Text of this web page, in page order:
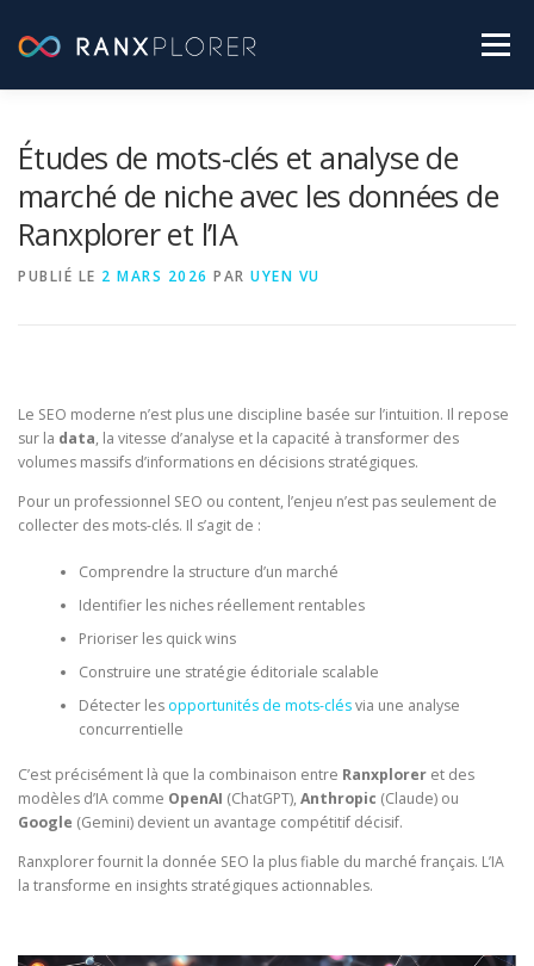
contenu
Menu
ACTUALITÉS SEO
Études de mots-clés et analyse de
marché de niche avec les données de
Ranxplorer et l’IA
PUBLIÉ LE 2 MARS 2026 PAR UYEN VU
Le SEO moderne n’est plus une discipline basée sur l’intuition. Il repose
sur la data, la vitesse d’analyse et la capacité à transformer des
volumes massifs d’informations en décisions stratégiques.
Pour un professionnel SEO ou content, l’enjeu n’est pas seulement de
collecter des mots-clés. Il s’agit de :
Comprendre la structure d’un marché
Identifier les niches réellement rentables
Prioriser les quick wins
Construire une stratégie éditoriale scalable
Détecter lesopportunités de mots-clésvia une analyse
concurrentielle
C’est précisément là que la combinaison entre Ranxplorer et des
modèles d’IA comme OpenAI (ChatGPT), Anthropic (Claude) ou
Google (Gemini) devient un avantage compétitif décisif.
Ranxplorer fournit la donnée SEO la plus fiable du marché français. L’IA
la transforme en insights stratégiques actionnables.